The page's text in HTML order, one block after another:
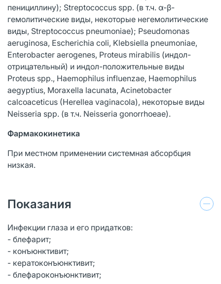
пенициллину); Streptococcus spp. (в т.ч. α-β-
гемолитические виды, некоторые негемолитические
виды, Streptococcus pneumoniae); Pseudomonas
aeruginosa, Escherichia coli, Klebsiella pneumoniae,
Enterobacter aerogenes, Proteus mirabilis (индол-
отрицательный) и индол-положительные виды
Proteus spp., Haemophilus influenzae, Haemophilus
aegyptius, Moraxella lacunata, Acinetobacter
calcoaceticus (Herellea vaginacola), некоторые виды
Neisseria spp. (в т.ч. Neisseria gonorrhoeae).
Фармакокинетика
При местном применении системная абсорбция
низкая.
Показания
Инфекции глаза и его придатков:
- блефарит;
- конъюнктивит;
- кератоконъюнктивит;
- блефароконъюнктивит;